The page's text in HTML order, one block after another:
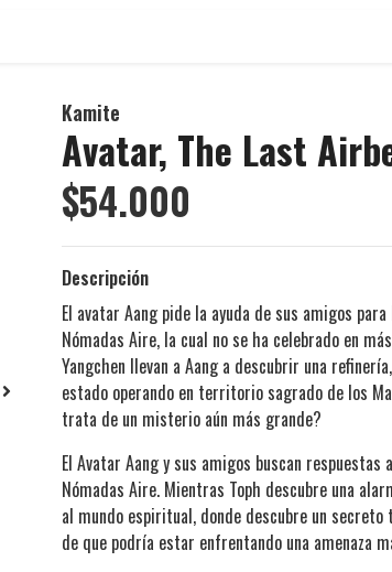
Kamite
Avatar, The Last
$54.000
Descripción
El avatar Aang pide la ayuda de sus amigos
Nómadas Aire, la cual no se ha celebrado en
Yangchen llevan a Aang a descubrir una
estado operando en territorio sagrado de los
trata de un misterio aún más grande?
El Avatar Aang y sus amigos buscan
Nómadas Aire. Mientras Toph descubre una
al mundo espiritual, donde descubre un secreto
de que podría estar enfrentando una amenaza